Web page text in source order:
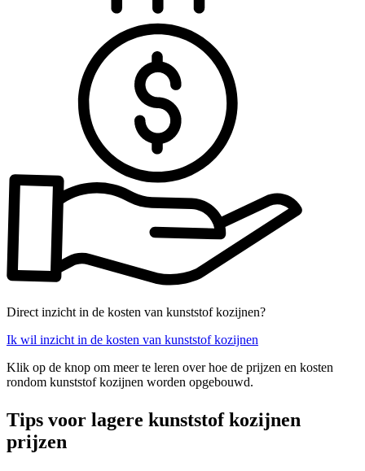
Direct inzicht in de kosten van kunststof kozijnen?
Ik wil inzicht in de kosten van kunststof kozijnen
Klik op de knop om meer te leren over hoe de prijzen en kosten
rondom kunststof kozijnen worden opgebouwd.
Tips voor lagere kunststof kozijnen
prijzen